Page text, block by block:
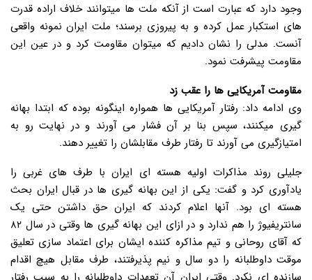
وجود دارد که عبارت است از آنکه ملت ها میتوانند خلاف اراده قدرت
های استکبار عمل کرده و به پیروزی برسند؛ ملت ایران نمونه واقعی
آنست. مدلی را نشان دادیم که میتوان مقاومت کرد و در عین این
مقاومت پیشرفت نمود.
مقاومت آمریکایی ها را عقب زد
وی ادامه داد: رفتار آمریکایی ها همواره اینگونه بوده که ابتدا بهانه
گیری میکنند، سپس بنا بر آن فشار می آورند و در نهایت رو به
امتیازگیری می آورند تا رفتار طرف مقابلشان را تغییر دهند.
جلیلی روند مذاکرات اولیه هسته ای ایران با طرف های غربی را
یادآوری کرد و گفت: یکی از این بهانه گیری ها در قبال ایران بحث
هسته ای بود. آنها اعلام کردند که ایران حق داشتن حتی یک
سانتریفیوژ را هم ندارد و در ازای این بهانه گیری ها وقتی در سال ۸۲
که آقای روحانی و تیم مذاکره کننده ایشان برای اعتماد سازی تعلیق
موقت داوطلبانه را دو سال و نیم پذیرفتند، طرف مقابل هیچ اقدام